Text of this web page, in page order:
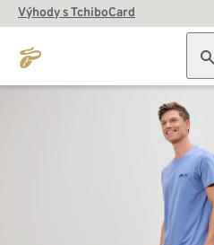
Výhody s TchiboCard